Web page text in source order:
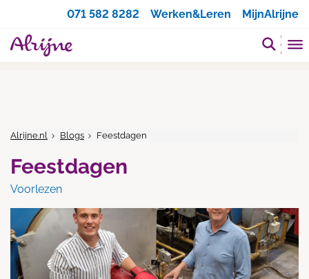
071 582 8282
Werken&Leren MijnAlrijne
Alrijne.nl Blogs Feestdagen
Feestdagen
Voorlezen